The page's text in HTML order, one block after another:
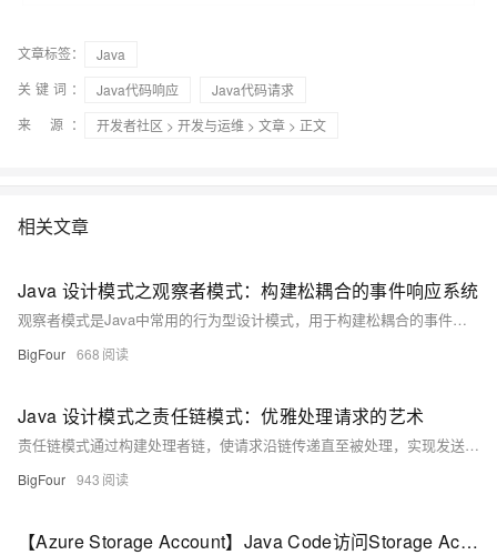
文章标签：
Java
关键词：
Java代码响应
Java代码请求
来 源：
开发者社区 > 开发与运维 > 文章 > 正文
相关文章
Java 设计模式之观察者模式：构建松耦合的事件响应系统
观察者模式是Java中常用的行为型设计模式，用于构建松耦合的事件响应系统。当一个对象状态改变时，所有依赖它的观察者将自动收到通知并更新。该模式通过抽象耦合实现发布-订阅机制，广泛应用于GUI事件处理、消息通知、数据监控等场景，具有良好的可扩展性和维护性。
BigFour 668
Java 设计模式之责任链模式：优雅处理请求的艺术
责任链模式通过构建处理者链，使请求沿链传递直至被处理，实现发送者与接收者的解耦。适用于审批流程、日志处理等多级处理场景，提升系统灵活性与可扩展性。
BigFour 943
【Azure Storage Account】Java Code访问Storage Account File Share的上传和下载代码示例